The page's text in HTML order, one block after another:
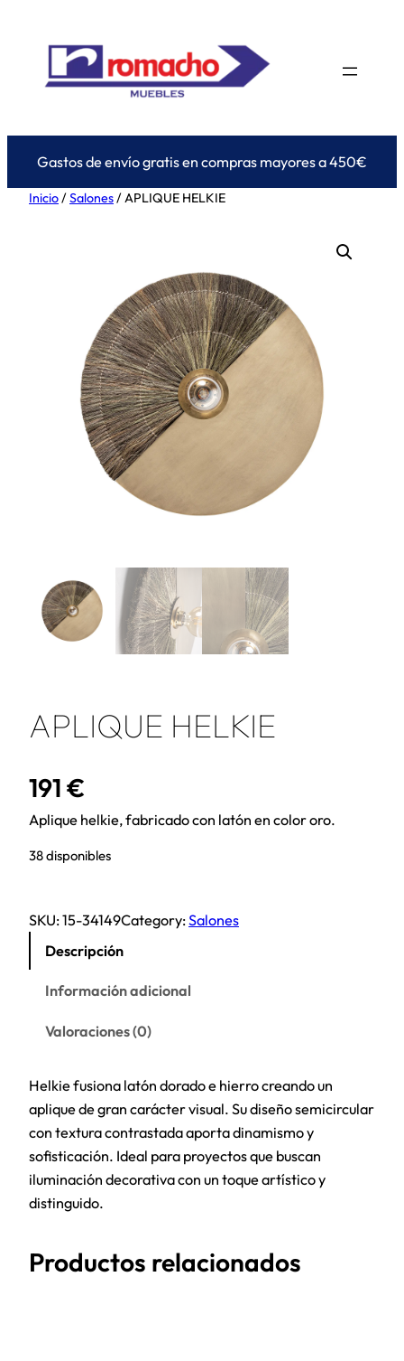
contenido
Gastos de envío gratis en compras mayores a 450€
Inicio/Salones/ APLIQUE HELKIE
APLIQUE HELKIE
191 €
Aplique helkie, fabricado con latón en color oro.
38 disponibles
SKU:15-34149Category:Salones
Descripción
Información adicional
Valoraciones (0)
Helkie fusiona latón dorado e hierro creando un
aplique de gran carácter visual. Su diseño semicircular
con textura contrastada aporta dinamismo y
sofisticación. Ideal para proyectos que buscan
iluminación decorativa con un toque artístico y
distinguido.
Productos relacionados